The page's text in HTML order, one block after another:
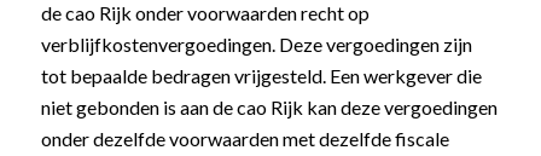
de cao Rijk onder voorwaarden recht op
verblijfkostenvergoedingen. Deze vergoedingen zijn
tot bepaalde bedragen vrijgesteld. Een werkgever die
niet gebonden is aan de cao Rijk kan deze vergoedingen
onder dezelfde voorwaarden met dezelfde fiscale